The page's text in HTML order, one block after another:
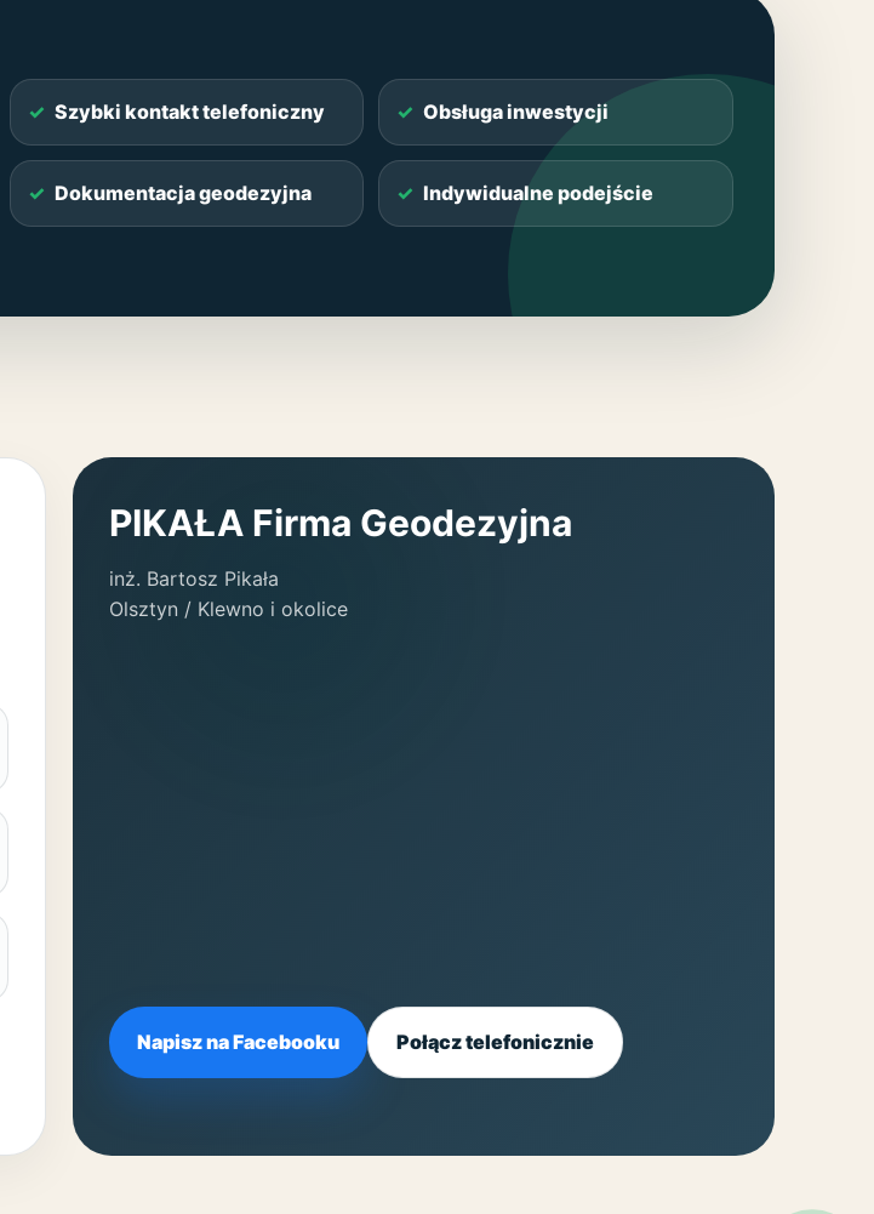
Szybki kontakt telefoniczny Obsługa inwestycji
Dokumentacja geodezyjna Indywidualne podejście
PIKAŁA Firma Geodezyjna
inż. Bartosz Pikała
Olsztyn / Klewno i okolice
Napisz na Facebooku Połącz telefonicznie